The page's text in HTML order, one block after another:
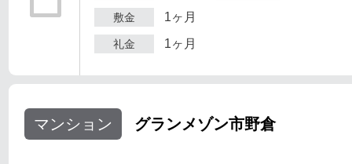
敷金 1ヶ月
礼金 1ヶ月
マンション グランメゾン市野倉